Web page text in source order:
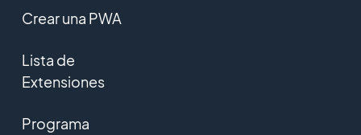
Crear una PWA
Lista de
Extensiones
Programa